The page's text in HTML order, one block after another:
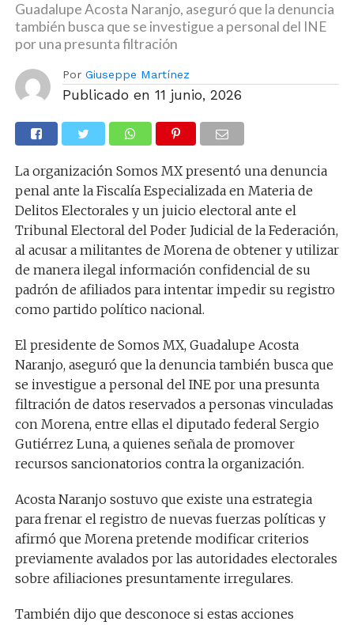
Guadalupe Acosta Naranjo, aseguró que la denuncia
también busca que se investigue a personal del INE
por una presunta filtración
Por Giuseppe Martínez
Publicado en 11 junio, 2026
La organización Somos MX presentó una denuncia
penal ante la Fiscalía Especializada en Materia de
Delitos Electorales y un juicio electoral ante el
Tribunal Electoral del Poder Judicial de la Federación,
al acusar a militantes de Morena de obtener y utilizar
de manera ilegal información confidencial de su
padrón de afiliados para intentar impedir su registro
como partido político nacional.
El presidente de Somos MX, Guadalupe Acosta
Naranjo, aseguró que la denuncia también busca que
se investigue a personal del INE por una presunta
filtración de datos reservados a personas vinculadas
con Morena, entre ellas el diputado federal Sergio
Gutiérrez Luna, a quienes señala de promover
recursos sancionatorios contra la organización.
Acosta Naranjo sostuvo que existe una estrategia
para frenar el registro de nuevas fuerzas políticas y
afirmó que Morena pretende modificar criterios
previamente avalados por las autoridades electorales
sobre afiliaciones presuntamente irregulares.
También dijo que desconoce si estas acciones